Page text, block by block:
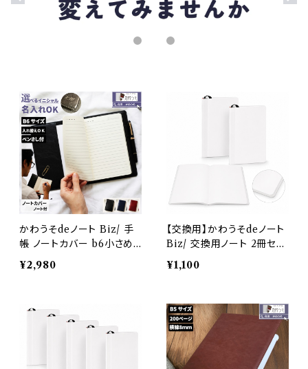
かわうそdeノート Biz/ 手
帳 ノートカバー b6小さめ
名入れ おしゃれ メモ ノート
2冊付 持ち運び 飲食店 高
ック ブラウン メンズ レディ
¥2,980
【交換用】かわうそdeノート
Biz/ 交換用ノート 2冊セッ
ト B6小さめ 約160ページ
約80枚 専用リフィル 罫線
2×112mm
¥1,100